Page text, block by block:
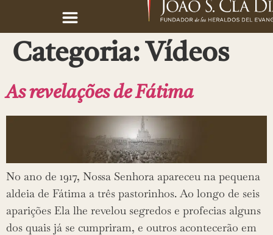
Categoria: Vídeos
As revelações de Fátima
No ano de 1917, Nossa Senhora apareceu na pequena
aldeia de Fátima a três pastorinhos. Ao longo de seis
aparições Ela lhe revelou segredos e profecias alguns
dos quais já se cumpriram, e outros acontecerão em